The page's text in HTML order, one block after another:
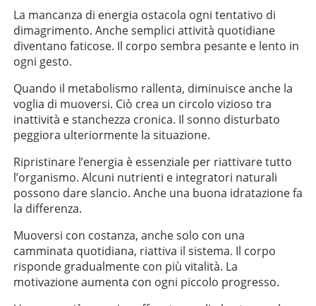
La mancanza di energia ostacola ogni tentativo di
dimagrimento. Anche semplici attività quotidiane
diventano faticose. Il corpo sembra pesante e lento in
ogni gesto.
Quando il metabolismo rallenta, diminuisce anche la
voglia di muoversi. Ciò crea un circolo vizioso tra
inattività e stanchezza cronica. Il sonno disturbato
peggiora ulteriormente la situazione.
Ripristinare l’energia è essenziale per riattivare tutto
l’organismo. Alcuni nutrienti e integratori naturali
possono dare slancio. Anche una buona idratazione fa
la differenza.
Muoversi con costanza, anche solo con una
camminata quotidiana, riattiva il sistema. Il corpo
risponde gradualmente con più vitalità. La
motivazione aumenta con ogni piccolo progresso.